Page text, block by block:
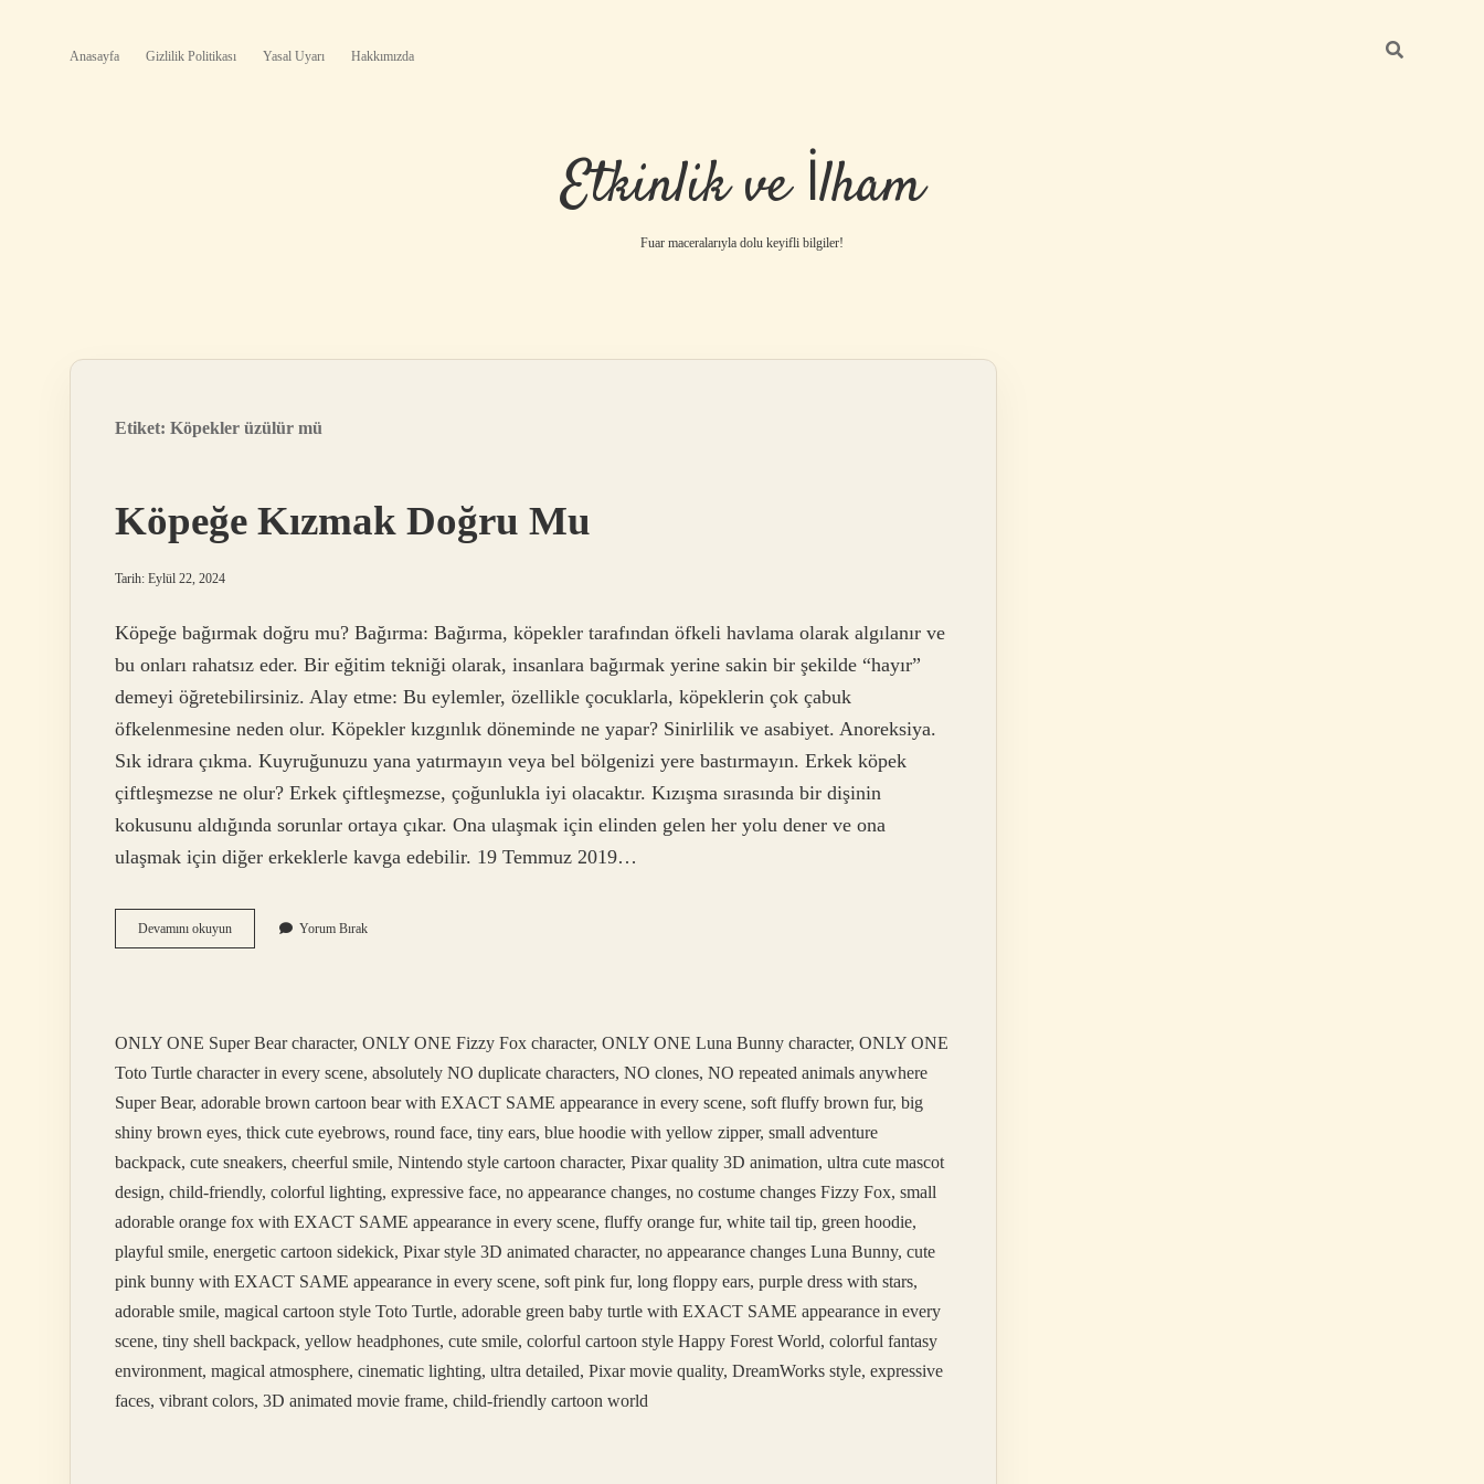
Anasayfa Gizlilik Politikası Yasal Uyarı Hakkımızda
Etkinlik ve İlham
Fuar maceralarıyla dolu keyifli bilgiler!
Etiket: Köpekler üzülür mü
Köpeğe Kızmak Doğru Mu
Tarih: Eylül 22, 2024
Köpeğe bağırmak doğru mu? Bağırma: Bağırma, köpekler tarafından öfkeli havlama olarak algılanır ve
bu onları rahatsız eder. Bir eğitim tekniği olarak, insanlara bağırmak yerine sakin bir şekilde “hayır”
demeyi öğretebilirsiniz. Alay etme: Bu eylemler, özellikle çocuklarla, köpeklerin çok çabuk
öfkelenmesine neden olur. Köpekler kızgınlık döneminde ne yapar? Sinirlilik ve asabiyet. Anoreksiya.
Sık idrara çıkma. Kuyruğunuzu yana yatırmayın veya bel bölgenizi yere bastırmayın. Erkek köpek
çiftleşmezse ne olur? Erkek çiftleşmezse, çoğunlukla iyi olacaktır. Kızışma sırasında bir dişinin
kokusunu aldığında sorunlar ortaya çıkar. Ona ulaşmak için elinden gelen her yolu dener ve ona
ulaşmak için diğer erkeklerle kavga edebilir. 19 Temmuz 2019…
Devamını okuyunKöpeğe
Kızmak
Yorum Bırak
ONLY ONE Super Bear character, ONLY ONE Fizzy Fox character, ONLY ONE Luna Bunny character, ONLY ONE
Toto Turtle character in every scene, absolutely NO duplicate characters, NO clones, NO repeated animals anywhere
Super Bear, adorable brown cartoon bear with EXACT SAME appearance in every scene, soft fluffy brown fur, big
shiny brown eyes, thick cute eyebrows, round face, tiny ears, blue hoodie with yellow zipper, small adventure
backpack, cute sneakers, cheerful smile, Nintendo style cartoon character, Pixar quality 3D animation, ultra cute mascot
design, child-friendly, colorful lighting, expressive face, no appearance changes, no costume changes Fizzy Fox, small
adorable orange fox with EXACT SAME appearance in every scene, fluffy orange fur, white tail tip, green hoodie,
playful smile, energetic cartoon sidekick, Pixar style 3D animated character, no appearance changes Luna Bunny, cute
pink bunny with EXACT SAME appearance in every scene, soft pink fur, long floppy ears, purple dress with stars,
adorable smile, magical cartoon style Toto Turtle, adorable green baby turtle with EXACT SAME appearance in every
scene, tiny shell backpack, yellow headphones, cute smile, colorful cartoon style Happy Forest World, colorful fantasy
environment, magical atmosphere, cinematic lighting, ultra detailed, Pixar movie quality, DreamWorks style, expressive
faces, vibrant colors, 3D animated movie frame, child-friendly cartoon world